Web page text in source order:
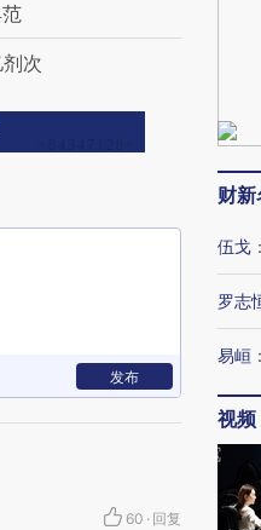
次
发布
60 · 回复
财
伍戈
罗志
易峘
视频